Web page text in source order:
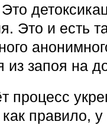
Это и есть
из запоя на
процесс
правило,